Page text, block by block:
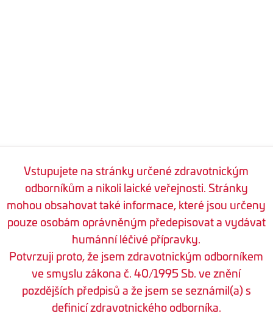
Vstupujete na stránky určené zdravotnickým
odborníkům a nikoli laické veřejnosti. Stránky
mohou obsahovat také informace, které jsou určeny
pouze osobám oprávněným předepisovat a vydávat
humánní léčivé přípravky.
Potvrzuji proto, že jsem zdravotnickým odborníkem
ve smyslu zákona č. 40/1995 Sb. ve znění
pozdějších předpisů a že jsem se seznámil(a) s
definicí zdravotnického odborníka.